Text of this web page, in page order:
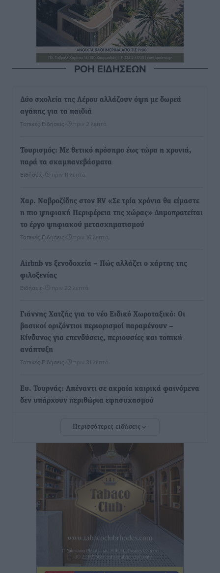
ΡΟΗ ΕΙΔΗΣΕΩΝ
Δύο σχολεία της Λέρου αλλάζουν όψη με δωρεά
αγάπης για τα παιδιά
Τοπικές Ειδήσεις πριν 2 λεπτά
Τουρισμός: Με θετικό πρόσημο έως τώρα η χρονιά,
παρά τα σκαμπανεβάσματα
Ειδήσεις πριν 11 λεπτά
Χαρ. Ναβροζίδης στον RV «Σε τρία χρόνια θα είμαστε
η πιο ψηφιακή Περιφέρεια της χώρας» Δημοπρατείται
το έργο ψηφιακού μετασχηματισμού
Τοπικές Ειδήσεις πριν 16 λεπτά
Airbnb vs ξενοδοχεία – Πώς αλλάζει ο χάρτης της
φιλοξενίας
Ειδήσεις πριν 22 λεπτά
Γιάννης Χατζής για το νέο Ειδικό Χωροταξικό: Οι
βασικοί οριζόντιοι περιορισμοί παραμένουν –
Κίνδυνος για επενδύσεις, περιουσίες και τοπική
ανάπτυξη
Τοπικές Ειδήσεις πριν 31 λεπτά
Ευ. Τουρνάς: Απέναντι σε ακραία καιρικά φαινόμενα
δεν υπάρχουν περιθώρια εφησυχασμού
ανανεωμένο εκκλησιαστικό μουσείο από τη Λέσχη
Lions Χάλκης
Τοπικές Ειδήσεις πριν 46 λεπτά
Ρόδος: «Βουλιάζει» από τουρίστες – Πάνω από 1 εκατ.
επιβάτες και 55 κρουαζιερόπλοια
Γ’ Εθνική Κατηγορία: Οι ημερομηνίες των
αγωνιστικών της κανονικής περιόδου
Περισσότερες ειδήσεις